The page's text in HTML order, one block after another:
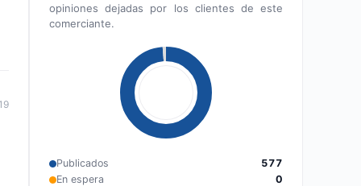
opiniones dejadas por los clientes de este
comerciante.
Publicados
577
En espera
0